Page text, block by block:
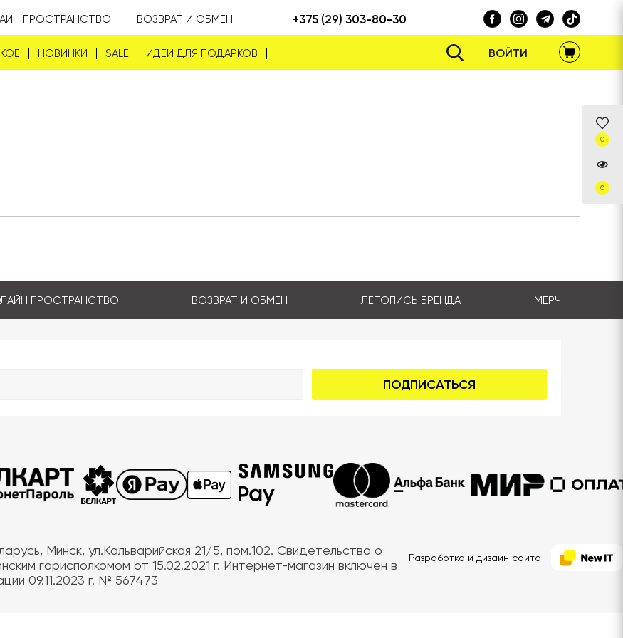
ПРОСТРАНСТВО ВОЗВРАТ И ОБМЕН +375 (29) 303-80-30
НОВИНКИ SALE ИДЕИ ДЛЯ ПОДАРКОВ ВОЙТИ
ПРОСТРАНСТВО ВОЗВРАТ И ОБМЕН ЛЕТОПИСЬ БРЕНДА МЕРЧ
ПОДПИСАТЬСЯ
Минск, ул.Кальварийская 21/5, пом.102. Свидетельство о
горисполкомом от 15.02.2021 г. Интернет-магазин включен в
09.11.2023 г. № 567473
Разработка и дизайн сайта
0
0